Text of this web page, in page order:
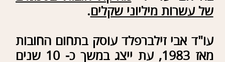
אנו יודעים איך לעשות זאת
!